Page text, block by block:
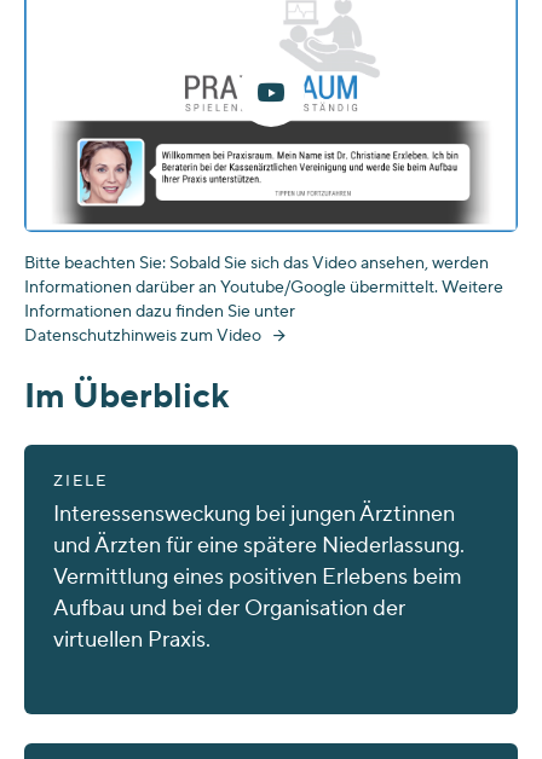
Bitte beachten Sie: Sobald Sie sich das Video ansehen, werden
Informationen darüber an Youtube/Google übermittelt. Weitere
Informationen dazu finden Sie unter
Datenschutzhinweis zum Video
Im Überblick
ZIELE
Interessensweckung bei jungen Ärztinnen
und Ärzten für eine spätere Niederlassung.
Vermittlung eines positiven Erlebens beim
Aufbau und bei der Organisation der
virtuellen Praxis.